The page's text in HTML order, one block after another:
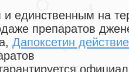
единственным на
препаратов
, Дапоксетин